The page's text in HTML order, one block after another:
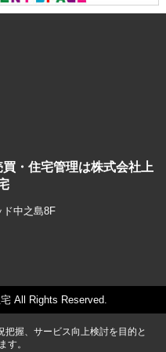
・住宅管理は株式会社上
ド中之島8F
All Rights Reserved.
握、サービス向上検討を目的と
す。